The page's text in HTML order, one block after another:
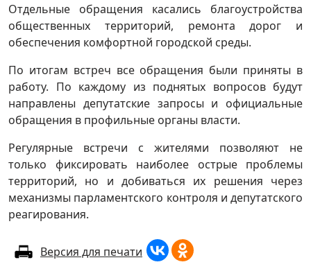
Отдельные обращения касались благоустройства
общественных территорий, ремонта дорог и
обеспечения комфортной городской среды.
По итогам встреч все обращения были приняты в
работу. По каждому из поднятых вопросов будут
направлены депутатские запросы и официальные
обращения в профильные органы власти.
Регулярные встречи с жителями позволяют не
только фиксировать наиболее острые проблемы
территорий, но и добиваться их решения через
механизмы парламентского контроля и депутатского
реагирования.
Версия для печати